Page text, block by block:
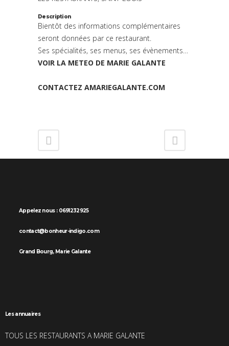
Description
Bientôt des informations complémentaires
seront données par ce restaurant.
Ses spécialités, ses menus, ses évènements…
VOIR LA METEO DE MARIE GALANTE
CONTACTEZ AMARIEGALANTE.COM
Appelez nous : 0691232925
contact@bonheur-indigo.com
Grand Bourg, Marie Galante
Les annuaires
TOUS LES RESTAURANTS A MARIE GALANTE